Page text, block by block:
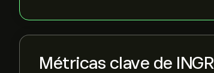
Métricas clave de INGR